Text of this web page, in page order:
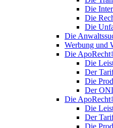
Die
Die
Die
Die
Werbung und
Die
Die
Der
Die
Der
Die
Die
Der
Die